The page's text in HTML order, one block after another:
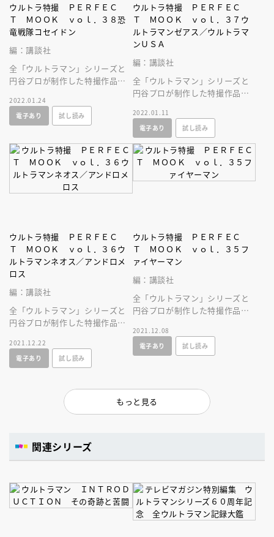
ウルトラ特撮 ＰＥＲＦＥＣ
Ｔ ＭＯＯＫ ｖｏｌ．３８恐
竜戦隊コセイドン
編：講談社
全「ウルトラマン」シリーズと
円谷プロが制作した特撮作品を
誕生！
2022.01.24
電子あり
試し読み
ウルトラ特撮 ＰＥＲＦＥＣ
Ｔ ＭＯＯＫ ｖｏｌ．３７ウ
ルトラマンゼアス／ウルトラマ
ンＵＳＡ
編：講談社
全「ウルトラマン」シリーズと
円谷プロが制作した特撮作品を
誕生！
2022.01.11
電子あり
試し読み
ウルトラ特撮 ＰＥＲＦＥＣ
Ｔ ＭＯＯＫ ｖｏｌ．３６ウ
ルトラマンネオス／アンドロメ
ロス
編：講談社
全「ウルトラマン」シリーズと
円谷プロが制作した特撮作品を
誕生！
2021.12.22
電子あり
試し読み
ウルトラ特撮 ＰＥＲＦＥＣ
Ｔ ＭＯＯＫ ｖｏｌ．３５フ
ァイヤーマン
編：講談社
全「ウルトラマン」シリーズと
円谷プロが制作した特撮作品を
誕生！
2021.12.08
電子あり
試し読み
もっと見る
関連シリーズ